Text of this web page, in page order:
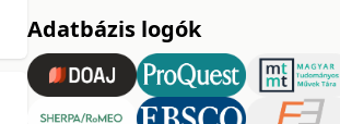
Adatbázis logók